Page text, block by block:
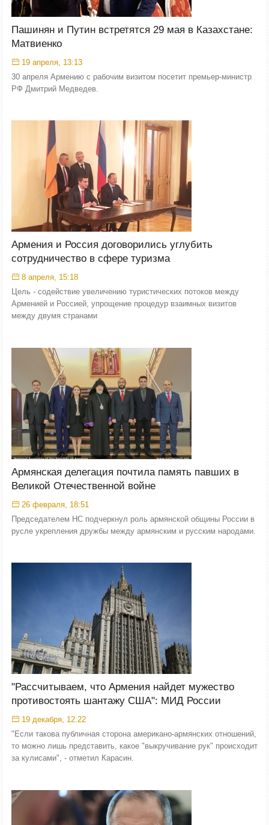
Пашинян и Путин встретятся 29 мая в Казахстане:
Матвиенко
19 апреля, 13:13
30 апреля Армению с рабочим визитом посетит премьер-министр
РФ Дмитрий Медведев.
Армения и Россия договорились углубить
сотрудничество в сфере туризма
8 апреля, 15:18
Цель - содействие увеличению туристических потоков между
Арменией и Россией, упрощение процедур взаимных визитов
между двумя странами
Армянская делегация почтила память павших в
Великой Отечественной войне
26 февраля, 18:51
Председателем НС подчеркнул роль армянской общины России в
русле укрепления дружбы между армянским и русским народами.
"Рассчитываем, что Армения найдет мужество
противостоять шантажу США": МИД России
19 декабря, 12:22
"Если такова публичная сторона американо-армянских отношений,
то можно лишь представить, какое "выкручивание рук" происходит
за кулисами", - отметил Карасин.